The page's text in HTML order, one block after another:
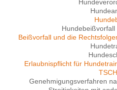
Beißvorfall und die
Erlaubnispflicht für
Genehmigungsverfahren